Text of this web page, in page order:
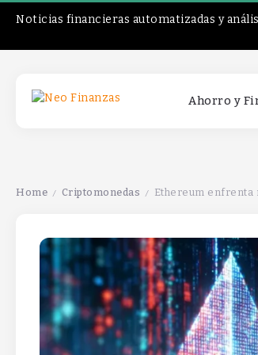
Noticias financieras automatizadas y
Ahorro y
Home / Criptomonedas / Ethereum enfrenta